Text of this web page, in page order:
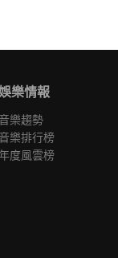
樂情報
音樂趨勢
音樂排行榜
度風雲榜